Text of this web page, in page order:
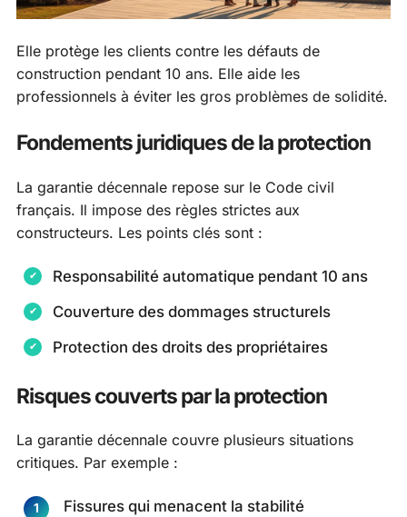
Elle protège les clients contre les défauts de
construction pendant 10 ans. Elle aide les
professionnels à éviter les gros problèmes de solidité.
Fondements juridiques de la protection
La garantie décennale repose sur le Code civil
français. Il impose des règles strictes aux
constructeurs. Les points clés sont :
Responsabilité automatique pendant 10 ans
Couverture des dommages structurels
Protection des droits des propriétaires
Risques couverts par la protection
La garantie décennale couvre plusieurs situations
critiques. Par exemple :
Fissures qui menacent la stabilité